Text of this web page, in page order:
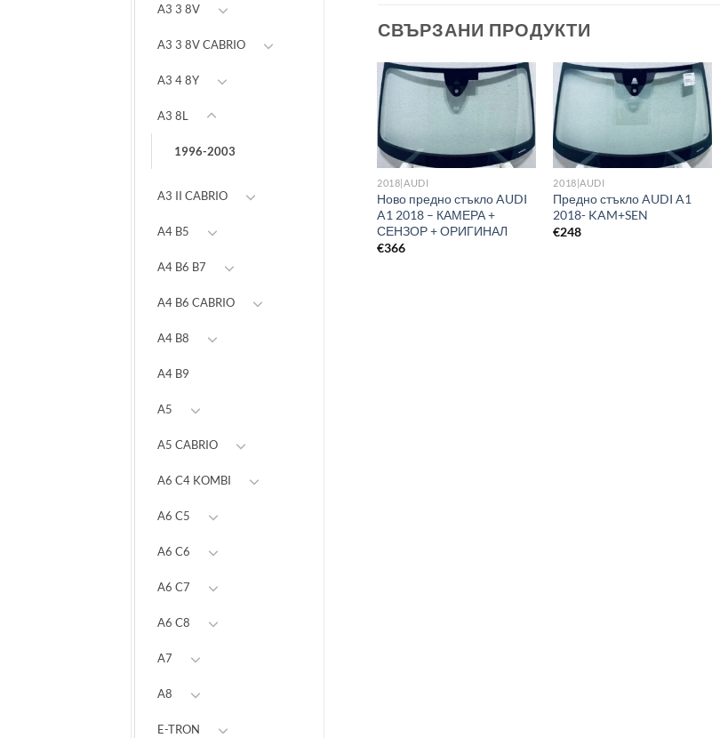
A3 3 8V
A3 3 8V CABRIO
A3 4 8Y
A3 8L
1996-2003
A3 II CABRIO
A4 B5
A4 B6 B7
A4 B6 CABRIO
A4 B8
A4 B9
A5
A5 CABRIO
A6 C4 KOMBI
A6 C5
A6 C6
A6 C7
A6 C8
A7
A8
E-TRON
СВЪРЗАНИ ПРОДУКТИ
2018|AUDI
Ново предно стъкло AUDI
A1 2018 – КАМЕРА +
СЕНЗОР + ОРИГИНАЛ
€366
2018|AUDI
Предно стъкло AUDI A1
2018- KAM+SEN
€248
Предно стъкло AUDI A1
€243